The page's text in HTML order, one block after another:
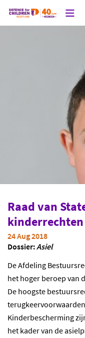
Raad van
24 Aug 2018
Dossier:Asiel
De Afdeling
het hoger beroep van
De hoogste
Kinderbescherming
het kader van de